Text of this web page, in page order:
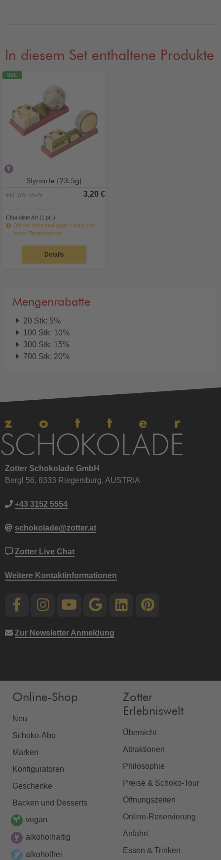
In diesem Set enthaltene Produkte
NEU
Styriarte (23.5g)
inkl. 10% MwSt. 3,20 €
Chocolate Art (1 pc.)
Derzeit nicht verfügbar • aufgrund
hoher Temperaturen
Details
Mengenrabatte
20 Stk: 5%
100 Stk: 10%
300 Stk: 15%
700 Stk: 20%
Zotter Schokolade GmbH
Bergl 56, 8333 Riegersburg, AUSTRIA
+43 3152 5554
schokolade@zotter.at
Zotter Live Chat
Weitere Kontaktinformationen
Zur Newsletter Anmeldung
Online-Shop
Neu
Schoko-Abo
Marken
Konfiguratoren
Geschenke
Backen und Desserts
vegan
alkoholhaltig
alkoholfrei
Zotter
Erlebniswelt
Übersicht
Attraktionen
Philosophie
Preise & Schoko-Tour
Öffnungszeiten
Online-Reservierung
Anfahrt
Essen & Trinken